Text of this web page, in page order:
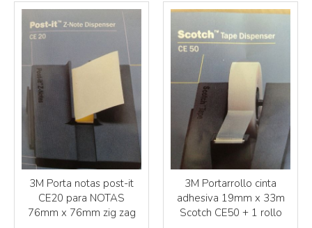
3M Porta notas post-it
CE20 para NOTAS
76mm x 76mm zig zag
3M Portarrollo cinta
adhesiva 19mm x 33m
Scotch CE50 + 1 rollo